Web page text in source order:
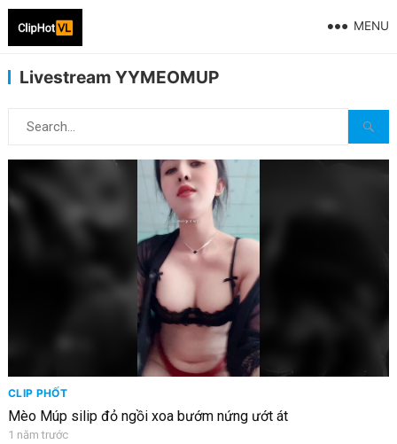
MENU
Livestream YYMEOMUP
CLIP PHỐT
Mèo Múp silip đỏ ngồi xoa bướm nứng ướt át
1 năm trước